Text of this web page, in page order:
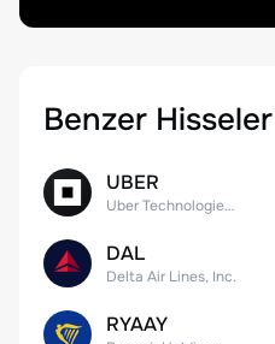
Benzer Hisseler
UBER
Uber Technologies, Inc.
DAL
Delta Air Lines, Inc.
RYAAY